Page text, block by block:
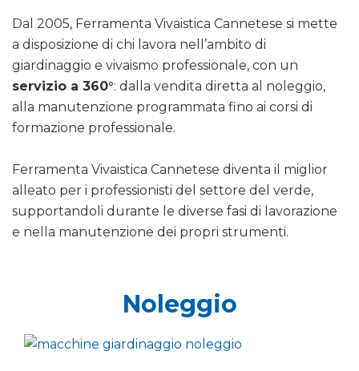
Dal 2005, Ferramenta Vivaistica Cannetese si mette
a disposizione di chi lavora nell’ambito di
giardinaggio e vivaismo professionale, con un
servizio a 360°: dalla vendita diretta al noleggio,
alla manutenzione programmata fino ai corsi di
formazione professionale.
Ferramenta Vivaistica Cannetese diventa il miglior
alleato per i professionisti del settore del verde,
supportandoli durante le diverse fasi di lavorazione
e nella manutenzione dei propri strumenti.
Noleggio